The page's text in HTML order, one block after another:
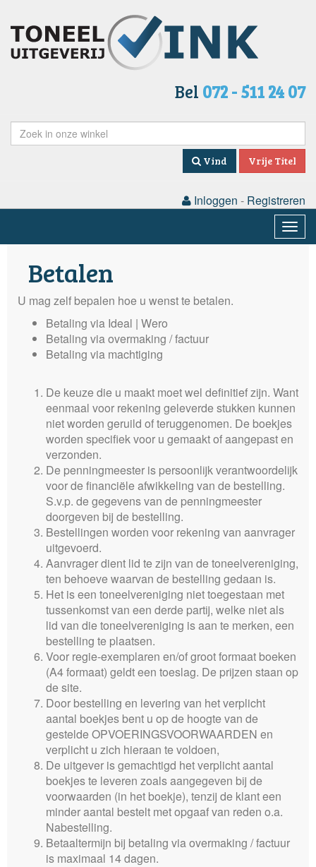
Bel 072 - 511 24 07
Vind Vrije Titel
Inloggen - Registreren
Betalen
U mag zelf bepalen hoe u wenst te betalen.
Betaling via Ideal | Wero
Betaling via overmaking / factuur
Betaling via machtiging
De keuze die u maakt moet wel definitief zijn. Want
eenmaal voor rekening geleverde stukken kunnen
niet worden geruild of teruggenomen. De boekjes
worden specifiek voor u gemaakt of aangepast en
verzonden.
De penningmeester is persoonlijk verantwoordelijk
voor de financiële afwikkeling van de bestelling.
S.v.p. de gegevens van de penningmeester
doorgeven bij de bestelling.
Bestellingen worden voor rekening van aanvrager
uitgevoerd.
Aanvrager dient lid te zijn van de toneelvereniging,
ten behoeve waarvan de bestelling gedaan is.
Het is een toneelvereniging niet toegestaan met
tussenkomst van een derde partij, welke niet als
lid van die toneelvereniging is aan te merken, een
bestelling te plaatsen.
Voor regie-exemplaren en/of groot formaat boeken
(A4 formaat) geldt een toeslag. De prijzen staan op
de site.
Door bestelling en levering van het verplicht
aantal boekjes bent u op de hoogte van de
gestelde OPVOERINGSVOORWAARDEN en
verplicht u zich hieraan te voldoen,
De uitgever is gemachtigd het verplicht aantal
boekjes te leveren zoals aangegeven bij de
voorwaarden (in het boekje), tenzij de klant een
minder aantal bestelt met opgaaf van reden o.a.
Nabestelling.
Betaaltermijn bij betaling via overmaking / factuur
is maximaal 14 dagen.